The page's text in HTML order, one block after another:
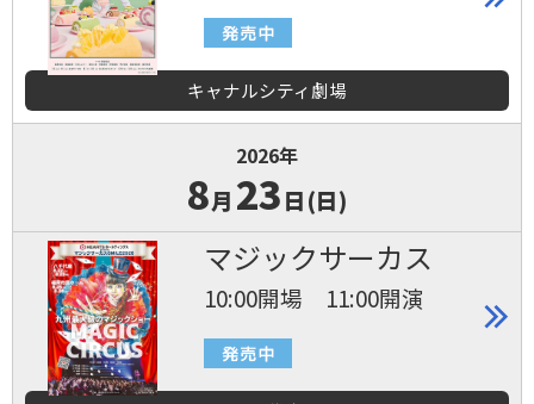
キャナルシティ劇場
2026年
8月 23日(日)
マジックサーカス
10:00開場 11:00開演